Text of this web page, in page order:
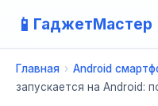
📱 ГаджетМастер
Главная › Android
запускается на Android: